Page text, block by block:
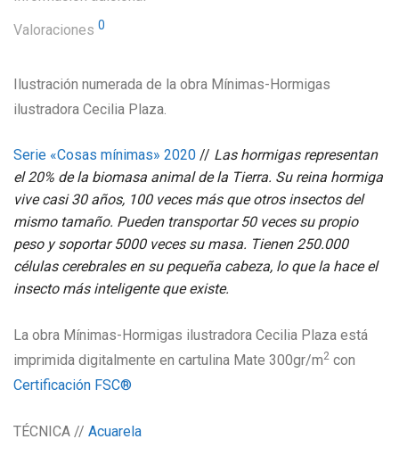
Valoraciones 0
Ilustración numerada de la obra Mínimas-Hormigas
ilustradora Cecilia Plaza.
Serie «Cosas mínimas» 2020 // Las hormigas representan
el 20% de la biomasa animal de la Tierra. Su reina hormiga
vive casi 30 años, 100 veces más que otros insectos del
mismo tamaño. Pueden transportar 50 veces su propio
peso y soportar 5000 veces su masa. Tienen 250.000
células cerebrales en su pequeña cabeza, lo que la hace el
insecto más inteligente que existe.
La obra Mínimas-Hormigas ilustradora Cecilia Plaza está
imprimida digitalmente en cartulina Mate 300gr/m2 con
Certificación FSC®
TÉCNICA // Acuarela